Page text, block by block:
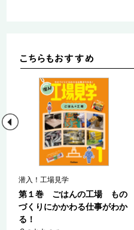
潜入！工場見学
第１巻 ごはんの工場 もの
づくりにかかわる仕事がわか
る！